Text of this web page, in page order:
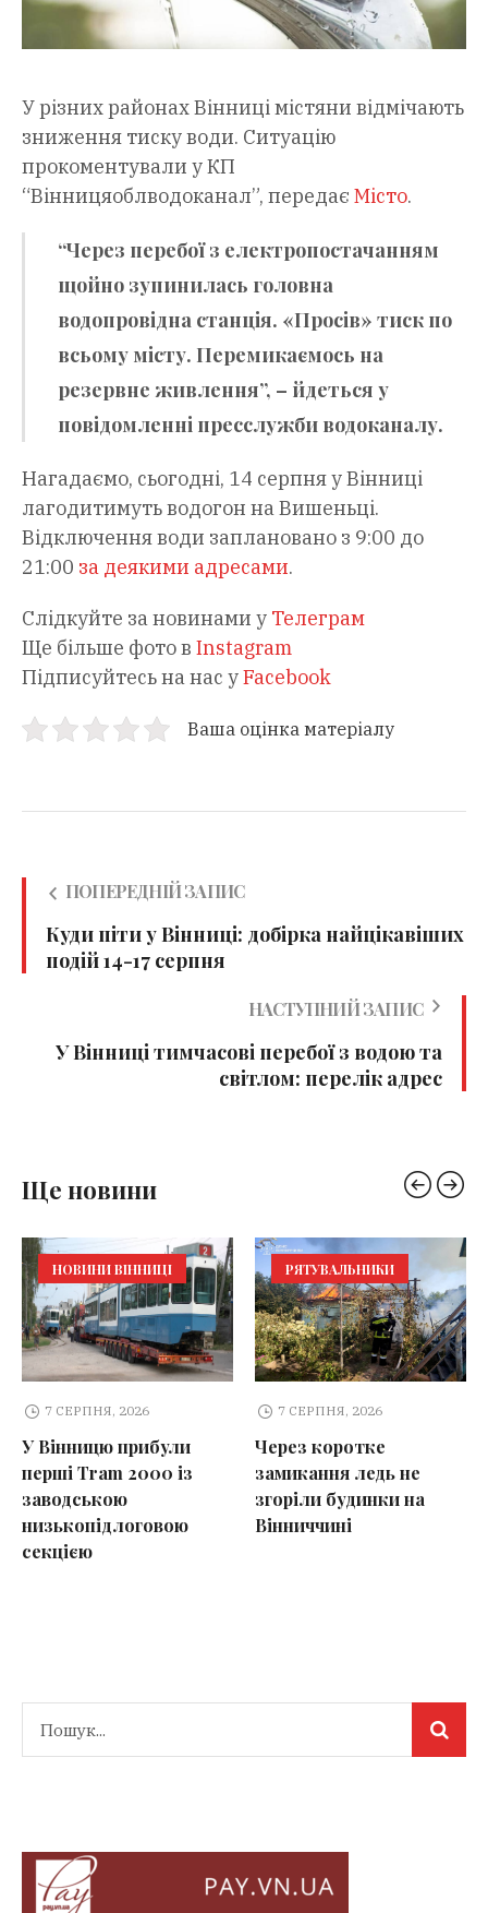
У різних районах Вінниці містяни відмічають
зниження тиску води. Ситуацію
прокоментували у КП
“Вінницяоблводоканал”, передає Місто.
“Через перебої з електропостачанням
щойно зупинилась головна
водопровідна станція. «Просів» тиск по
всьому місту. Перемикаємось на
резервне живлення”, – йдеться у
повідомленні пресслужби водоканалу.
Нагадаємо, сьогодні, 14 серпня у Вінниці
лагодитимуть водогон на Вишеньці.
Відключення води заплановано з 9:00 до
21:00 за деякими адресами.
Слідкуйте за новинами у Телеграм
Ще більше фото в Instagram
Підписуйтесь на нас уFacebook
Ваша оцінка матеріалу
ПОПЕРЕДНІЙ ЗАПИС
Куди піти у Вінниці: добірка найцікавіших
подій 14-17 серпня
НАСТУПНИЙ ЗАПИС
У Вінниці тимчасові перебої з водою та
світлом: перелік адрес
Ще новини
НОВИНИ ВІННИЦІ
7 СЕРПНЯ, 2026
У Вінницю прибули
перші Tram 2000 із
заводською
низькопідлоговою
секцією
РЯТУВАЛЬНИКИ
7 СЕРПНЯ, 2026
Через коротке
замикання ледь не
згоріли будинки на
Вінниччині